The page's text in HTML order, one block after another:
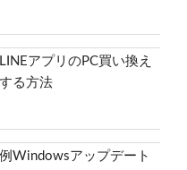
アプリのPC買い換え
る方法
Windowsアップデート